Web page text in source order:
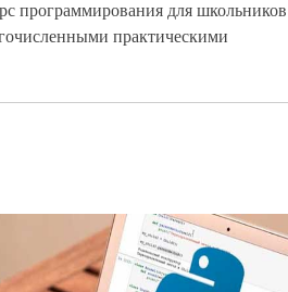
программирования для школьников
практическими